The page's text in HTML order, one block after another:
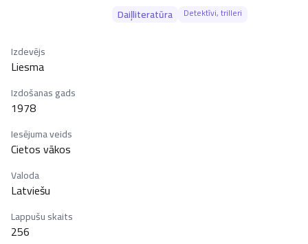
Daiļliteratūra Detektīvi, trilleri
Izdevējs
Liesma
Izdošanas gads
1978
Iesējuma veids
Cietos vākos
Valoda
Latviešu
Lappušu skaits
256